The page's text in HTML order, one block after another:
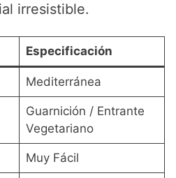
irresistible.
Especificación
Mediterránea
Guarnición / Entrante
Vegetariano
Muy Fácil